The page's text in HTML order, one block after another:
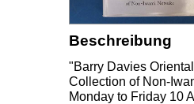
Beschreibung
"Barry Davies
Collection of Non-
Monday to Friday 10